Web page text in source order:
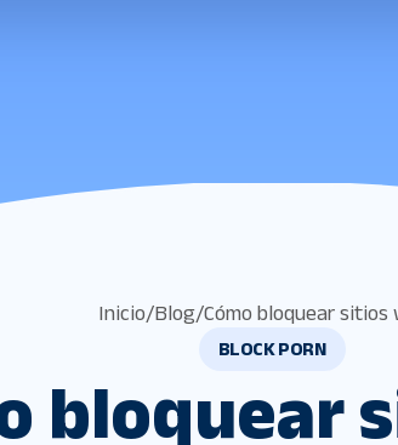
Inicio/Blog/Cómo bloquear sitios
BLOCK PORN
bloquear